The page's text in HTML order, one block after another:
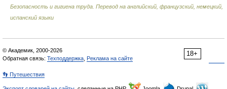
Безопасность и гигиена труда. Перевод на английский, французский, немецкий,
испанский языки
18+
© Академик, 2000-2026
Обратная связь: Техподдержка Реклама на сайте
👣 Путешествия